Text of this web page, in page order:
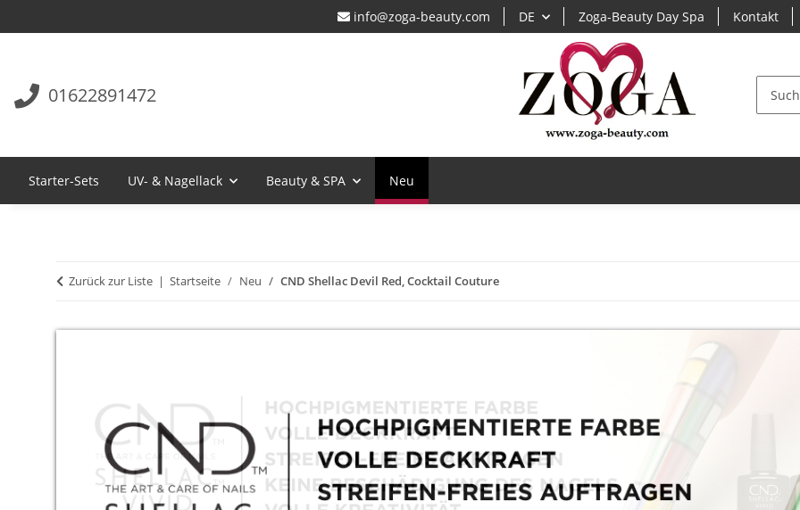
info@zoga-beauty.com DE Zoga-Beauty Day Spa Kontakt
01622891472
Starter-Sets UV- & Nagellack Beauty & SPA Neu
Zurück zur Liste Startseite Neu CND Shellac Devil Red, Cocktail Couture